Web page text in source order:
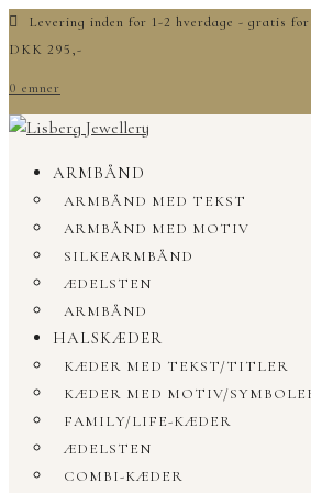
Levering inden for 1-2 hverdage - gratis
DKK 295,-
0 emner
ARMBÅND
ARMBÅND MED TEKST
ARMBÅND MED MOTIV
SILKEARMBÅND
ÆDELSTEN
ARMBÅND
HALSKÆDER
KÆDER MED TEKST/TITLER
KÆDER MED MOTIV/
FAMILY/LIFE-KÆDER
ÆDELSTEN
COMBI-KÆDER